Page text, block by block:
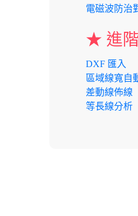
電磁波防治
★ 進
DXF 匯入
區域線寬自
差動線佈線
等長線分析